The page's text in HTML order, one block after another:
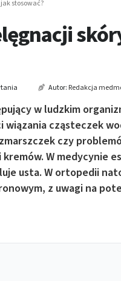
stosować?
Autor: Redakcja
w ludzkim
cząsteczek
czy
W medycynie
usta. W ortopedii
z uwagi na